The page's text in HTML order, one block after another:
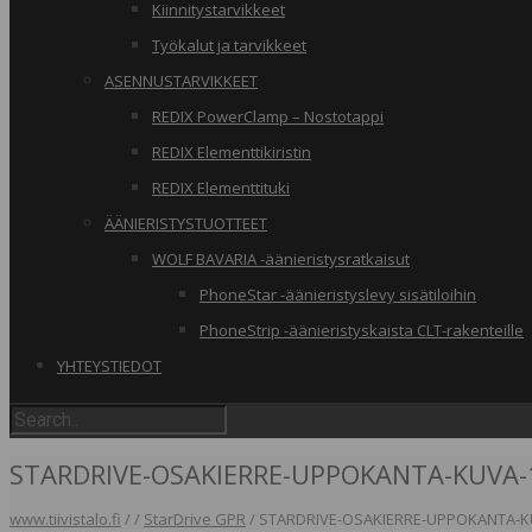
Kiinnitystarvikkeet
Työkalut ja tarvikkeet
ASENNUSTARVIKKEET
REDIX PowerClamp – Nostotappi
REDIX Elementtikiristin
REDIX Elementtituki
ÄÄNIERISTYSTUOTTEET
WOLF BAVARIA -äänieristysratkaisut
PhoneStar -äänieristyslevy sisätiloihin
PhoneStrip -äänieristyskaista CLT-rakenteille
YHTEYSTIEDOT
STARDRIVE-OSAKIERRE-UPPOKANTA-KUVA-
www.tiivistalo.fi // StarDrive GPR / STARDRIVE-OSAKIERRE-UPPOKANTA-